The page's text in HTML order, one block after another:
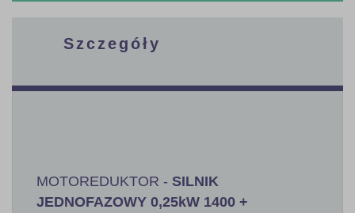
Szczegóły
MOTOREDUKTOR - SILNIK
JEDNOFAZOWY 0,25kW 1400 +